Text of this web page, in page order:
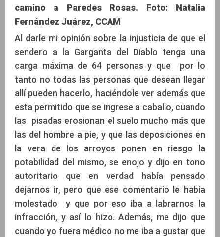
camino a Paredes Rosas. Foto: Natalia
Fernández Juárez, CCAM
Al darle mi opinión sobre la injusticia de que el
sendero a la Garganta del Diablo tenga una
carga máxima de 64 personas y que por lo
tanto no todas las personas que desean llegar
allí pueden hacerlo, haciéndole ver además que
esta permitido que se ingrese a caballo, cuando
las pisadas erosionan el suelo mucho más que
las del hombre a pie, y que las deposiciones en
la vera de los arroyos ponen en riesgo la
potabilidad del mismo, se enojo y dijo en tono
autoritario que en verdad había pensado
dejarnos ir, pero que ese comentario le había
molestado y que por eso iba a labrarnos la
infracción, y así lo hizo. Además, me dijo que
cuando yo fuera médico no me iba a gustar que